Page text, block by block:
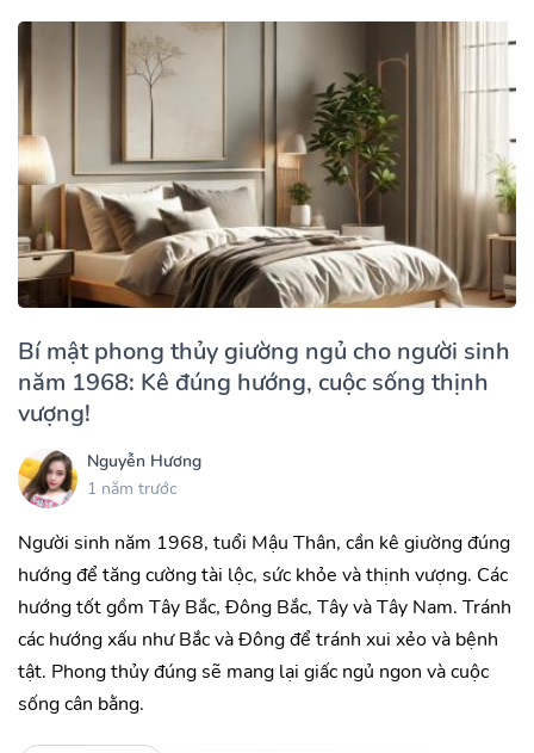
Bí mật phong thủy giường ngủ cho người sinh
năm 1968: Kê đúng hướng, cuộc sống thịnh
vượng!
Nguyễn Hương
1 năm trước
Người sinh năm 1968, tuổi Mậu Thân, cần kê giường đúng
hướng để tăng cường tài lộc, sức khỏe và thịnh vượng. Các
hướng tốt gồm Tây Bắc, Đông Bắc, Tây và Tây Nam. Tránh
các hướng xấu như Bắc và Đông để tránh xui xẻo và bệnh
tật. Phong thủy đúng sẽ mang lại giấc ngủ ngon và cuộc
sống cân bằng.